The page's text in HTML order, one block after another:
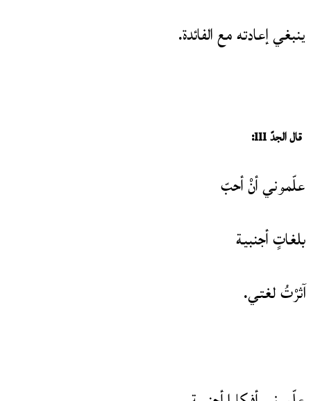
ينبغي إعادته مع الفائدة.
قال الجدّ III:
علّموني أنْ أحبّ
بلغاتٍ أجنبية
آثرْتُ لغتي.